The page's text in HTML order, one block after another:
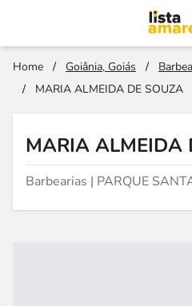
Home / Goiânia, Goiás /
/
MARIA ALMEIDA DE SOUZA
MARIA ALMEIDA
Barbearias | PARQUE